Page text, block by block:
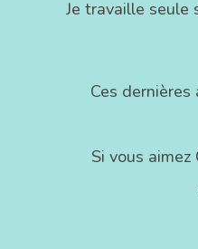
Je travaille seule
Ces
Si vous